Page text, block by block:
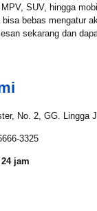
SUV, hingga
bebas mengatur
sekarang dan
&
No. 2, GG. Lingga
3325
jam